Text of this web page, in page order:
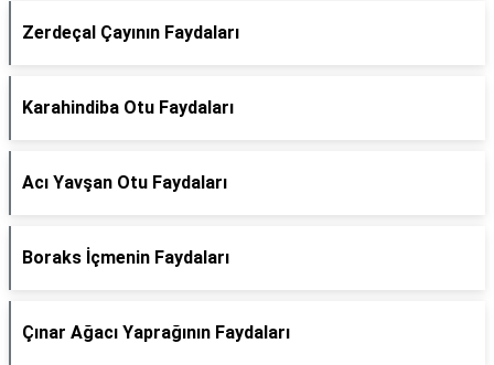
Zerdeçal Çayının Faydaları
Karahindiba Otu Faydaları
Acı Yavşan Otu Faydaları
Boraks İçmenin Faydaları
Çınar Ağacı Yaprağının Faydaları